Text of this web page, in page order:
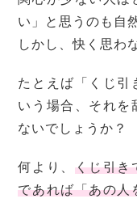
い」と思うのも自
しかし、快く思わ
たとえば「くじ引
いう場合、それを
ないでしょうか？
何より、 くじ引き
であれば「あの人